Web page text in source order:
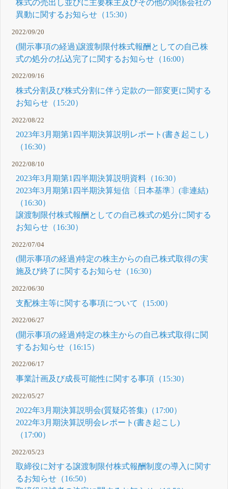
株式の売出し並びに主要株主及びその他の関係会社の
異動に関するお知らせ（15:30）
2022/09/20
(開示事項の経過)譲渡制限付株式報酬としての自己株
式の処分の払込完了に関するお知らせ（16:00）
2022/09/16
株式分割及び株式分割に伴う定款の一部変更に関する
お知らせ（15:20）
2022/08/22
2023年3月期第1四半期決算説明レポート(書き起こし)
（16:30）
2022/08/10
2023年3月期第1四半期決算説明資料（16:30）
2023年3月期第1四半期決算短信〔日本基準〕(非連結)
（16:30）
譲渡制限付株式報酬としての自己株式の処分に関する
お知らせ（16:30）
2022/07/04
(開示事項の経過)特定の株主からの自己株式取得の実
施及び終了に関するお知らせ（16:30）
2022/06/30
支配株主等に関する事項について（15:00）
2022/06/27
(開示事項の経過)特定の株主からの自己株式取得に関
するお知らせ（16:15）
2022/06/17
事業計画及び成長可能性に関する事項（15:30）
2022/05/27
2022年3月期決算説明会(質疑応答集)（17:00）
2022年3月期決算説明会レポート(書き起こし)
（17:00）
2022/05/23
取締役に対する譲渡制限付株式報酬制度の導入に関す
るお知らせ（16:50）